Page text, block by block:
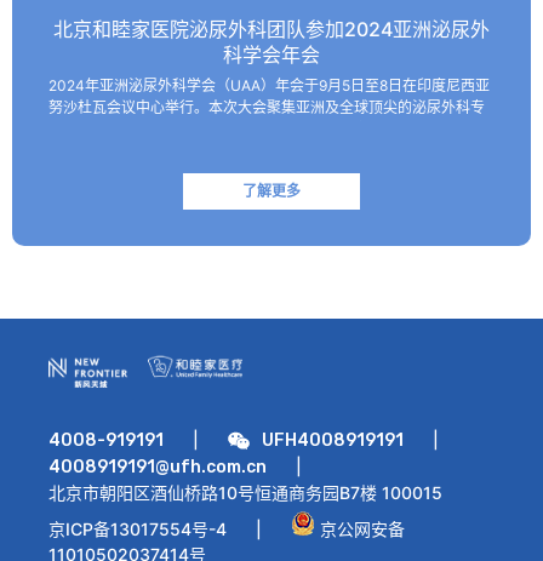
北京和睦家医院泌尿外科团队参加2024亚洲泌尿外
科学会年会
2024年亚洲泌尿外科学会（UAA）年会于9月5日至8日在印度尼西亚
努沙杜瓦会议中心举行。本次大会聚集亚洲及全球顶尖的泌尿外科专
了解更多
4008-919191 UFH4008919191
4008919191@ufh.com.cn
北京市朝阳区酒仙桥路10号恒通商务园B7楼 100015
京ICP备13017554号-4
京公网安备
11010502037414号